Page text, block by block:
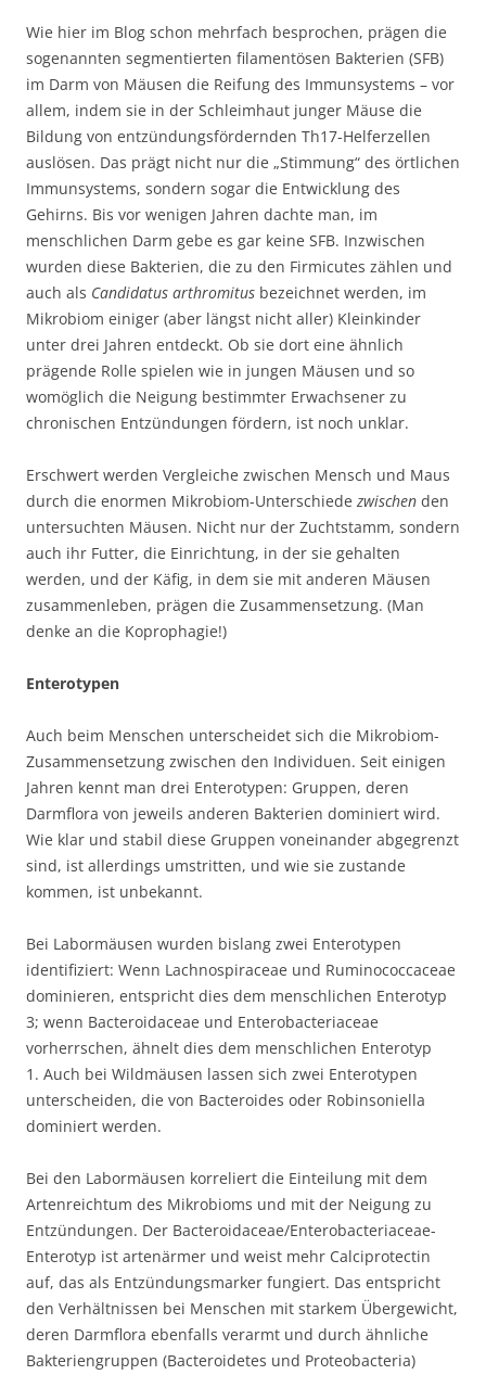
Wie hier im Blog schon mehrfach besprochen, prägen die
sogenannten segmentierten filamentösen Bakterien (SFB)
im Darm von Mäusen die Reifung des Immunsystems – vor
allem, indem sie in der Schleimhaut junger Mäuse die
Bildung von entzündungsfördernden Th17-Helferzellen
auslösen. Das prägt nicht nur die „Stimmung“ des örtlichen
Immunsystems, sondern sogar die Entwicklung des
Gehirns. Bis vor wenigen Jahren dachte man, im
menschlichen Darm gebe es gar keine SFB. Inzwischen
wurden diese Bakterien, die zu den Firmicutes zählen und
auch als Candidatus arthromitus bezeichnet werden, im
Mikrobiom einiger (aber längst nicht aller) Kleinkinder
unter drei Jahren entdeckt. Ob sie dort eine ähnlich
prägende Rolle spielen wie in jungen Mäusen und so
womöglich die Neigung bestimmter Erwachsener zu
chronischen Entzündungen fördern, ist noch unklar.
Erschwert werden Vergleiche zwischen Mensch und Maus
durch die enormen Mikrobiom-Unterschiede zwischen den
untersuchten Mäusen. Nicht nur der Zuchtstamm, sondern
auch ihr Futter, die Einrichtung, in der sie gehalten
werden, und der Käfig, in dem sie mit anderen Mäusen
zusammenleben, prägen die Zusammensetzung. (Man
denke an die Koprophagie!)
Enterotypen
Auch beim Menschen unterscheidet sich die Mikrobiom-
Zusammensetzung zwischen den Individuen. Seit einigen
Jahren kennt man drei Enterotypen: Gruppen, deren
Darmflora von jeweils anderen Bakterien dominiert wird.
Wie klar und stabil diese Gruppen voneinander abgegrenzt
sind, ist allerdings umstritten, und wie sie zustande
kommen, ist unbekannt.
Bei Labormäusen wurden bislang zwei Enterotypen
identifiziert: Wenn Lachnospiraceae und Ruminococcaceae
dominieren, entspricht dies dem menschlichen Enterotyp
3; wenn Bacteroidaceae und Enterobacteriaceae
vorherrschen, ähnelt dies dem menschlichen Enterotyp
1. Auch bei Wildmäusen lassen sich zwei Enterotypen
unterscheiden, die von Bacteroides oder Robinsoniella
dominiert werden.
Bei den Labormäusen korreliert die Einteilung mit dem
Artenreichtum des Mikrobioms und mit der Neigung zu
Entzündungen. Der Bacteroidaceae/Enterobacteriaceae-
Enterotyp ist artenärmer und weist mehr Calciprotectin
auf, das als Entzündungsmarker fungiert. Das entspricht
den Verhältnissen bei Menschen mit starkem Übergewicht,
deren Darmflora ebenfalls verarmt und durch ähnliche
Bakteriengruppen (Bacteroidetes und Proteobacteria)